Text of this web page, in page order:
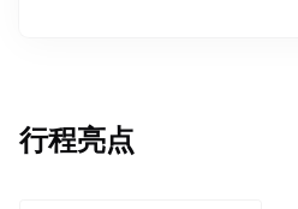
行程亮点